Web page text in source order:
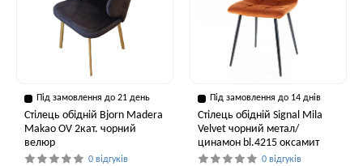
Під замовлення до 21 день
Стілець обідній Bjorn Madera
Makao OV 2кат. чорний
велюр
0 відгуків
Під замовлення до 14 днів
Стілець обідній Signal Mila
Velvet чорний метал/
цинамон bl.4215 оксамит
0 відгуків